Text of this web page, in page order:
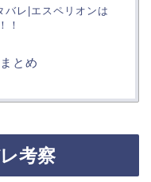
バレ|エスペリオンは
！
とめ
考察